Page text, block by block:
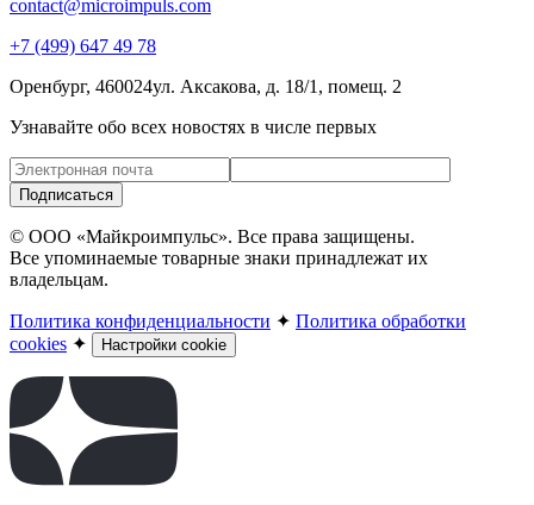
contact@microimpuls.com
+7 (499) 647 49 78
Оренбург, 460024ул. Аксакова, д. 18/1, помещ. 2
Узнавайте обо всех новостях в числе первых
Подписаться
© ООО «Майкроимпульс». Все права защищены.
Все упоминаемые товарные знаки принадлежат их
владельцам.
Политика конфиденциальности ✦ Политика обработки
cookies ✦ Настройки cookie